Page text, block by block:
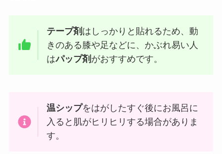
テープ剤 はしっかりと貼れるため、動
きのある膝や足などに、かぶれ易い人
はパップ剤 がおすすめです。
温シップをはがしたすぐ後にお風呂に
入ると肌がヒリヒリする場合がありま
す。